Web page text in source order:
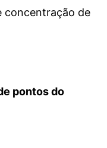
concentração de
pontos do